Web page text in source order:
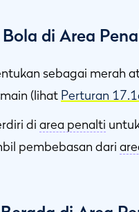
di Area
sebagai merah
(lihat Perturan
di area penalti
pembebasan dari